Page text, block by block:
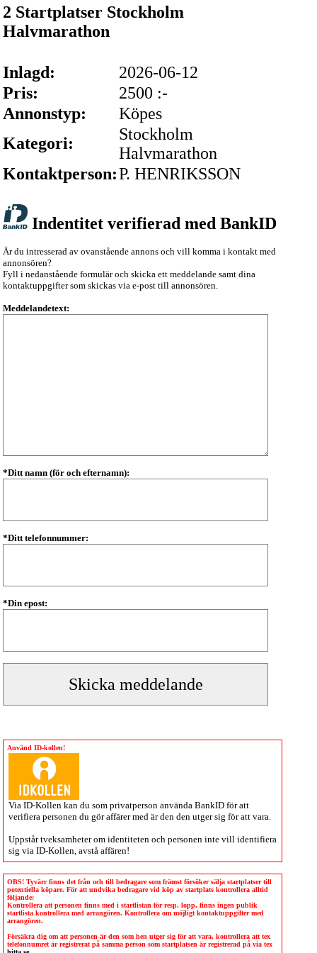
2 Startplatser Stockholm
Halvmarathon
Inlagd:
2026-06-12
Pris:
2500 :-
Annonstyp:
Köpes
Kategori:
Stockholm
Halvmarathon
Kontaktperson:P. HENRIKSSON
Indentitet verifierad med BankID
Är du intresserad av ovanstående annons och vill komma i kontakt med
annonsören?
Fyll i nedanstående formulär och skicka ett meddelande samt dina
kontaktuppgifter som skickas via e-post till annonsören.
Meddelandetext:
*Ditt namn (för och efternamn):
*Ditt telefonnummer:
*Din epost:
Använd ID-kollen!
Via ID-Kollen kan du som privatperson använda BankID för att
verifiera personen du gör affärer med är den den utger sig för att vara.
Uppstår tveksamheter om identiteten och personen inte vill identifiera
sig via ID-Kollen , avstå affären!
OBS! Tyvärr finns det från och till bedragare som främst försöker sälja startplatser till
potentiella köpare. För att undvika bedragare vid köp av startplats kontrollera alltid
följande:
Kontrollera att personen finns med i startlistan för resp. lopp, finns ingen publik
startlista kontrollera med arrangören. Kontrollera om möjligt kontaktuppgifter med
arrangören.
Försäkra dig om att personen är den som hen utger sig för att vara, kontrollera att tex
telefonnumret är registrerat på samma person som startplatsen är registrerad på via tex